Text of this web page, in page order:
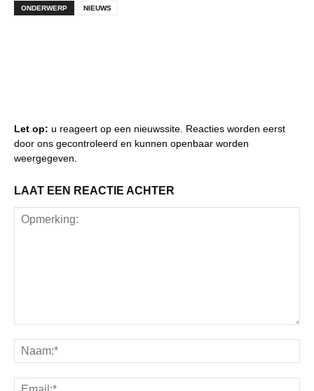
ONDERWERP NIEUWS
Let op: u reageert op een nieuwssite. Reacties worden eerst
door ons gecontroleerd en kunnen openbaar worden
weergegeven.
LAAT EEN REACTIE ACHTER